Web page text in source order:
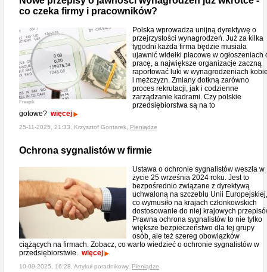
co czeka firmy i pracowników?
Freepik
Polska wprowadza unijną dyrektywę o
przejrzystości wynagrodzeń. Już za kilka
tygodni każda firma będzie musiała
ujawnić widełki płacowe w ogłoszeniach
pracę, a największe organizacje zaczną
raportować luki w wynagrodzeniach
i mężczyzn. Zmiany dotkną zarówno
proces rekrutacji, jak i codzienne
zarządzanie kadrami. Czy polskie
przedsiębiorstwa są na to
gotowe? więcej
25-11-2025, 21:33, Krzysztof Gontarek, Pieniądze
Ochrona sygnalistów w firmie
Ustawa o ochronie sygnalistów weszła w
życie 25 września 2024 roku. Jest to
bezpośrednio związane z dyrektywą
uchwaloną na szczeblu Unii Europejskiej,
co wymusiło na krajach członkowskich
dostosowanie do niej krajowych
Prawna ochrona sygnalistów to nie tylko
większe bezpieczeństwo dla tej grupy
osób, ale też szereg obowiązków
ciążących na firmach. Zobacz, co warto wiedzieć o ochronie sygnalistów w
przedsiębiorstwie. więcej
10-09-2025, 16:28, Artykuł poradnikowy, Pieniądze